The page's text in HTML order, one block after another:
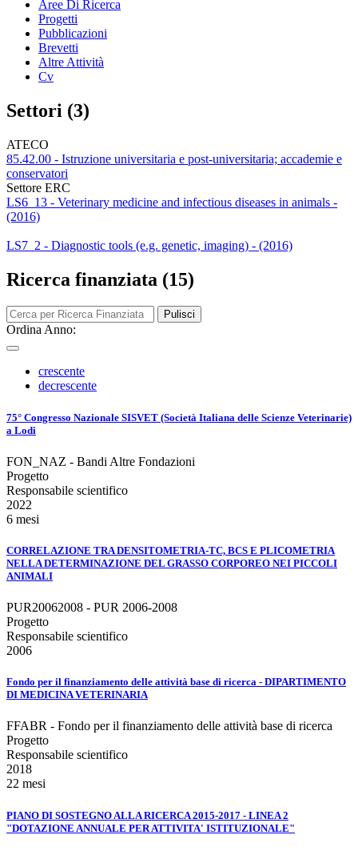
Aree Di Ricerca
Progetti
Pubblicazioni
Brevetti
Altre Attività
Cv
Settori (3)
ATECO
85.42.00 - Istruzione universitaria e post-universitaria; accademie e
conservatori
Settore ERC
LS6_13 - Veterinary medicine and infectious diseases in animals -
(2016)
LS7_2 - Diagnostic tools (e.g. genetic, imaging) - (2016)
Ricerca finanziata (15)
Pulisci
Ordina Anno:
crescente
decrescente
75° Congresso Nazionale SISVET (Società Italiana delle Scienze Veterinarie)
a Lodi
FON_NAZ - Bandi Altre Fondazioni
Progetto
Responsabile scientifico
2022
6 mesi
CORRELAZIONE TRA DENSITOMETRIA-TC, BCS E PLICOMETRIA
NELLA DETERMINAZIONE DEL GRASSO CORPOREO NEI PICCOLI
ANIMALI
PUR20062008 - PUR 2006-2008
Progetto
Responsabile scientifico
2006
Fondo per il finanziamento delle attività base di ricerca - DIPARTIMENTO
DI MEDICINA VETERINARIA
FFABR - Fondo per il finanziamento delle attività base di ricerca
Progetto
Responsabile scientifico
2018
22 mesi
PIANO DI SOSTEGNO ALLA RICERCA 2015-2017 - LINEA 2
"DOTAZIONE ANNUALE PER ATTIVITA' ISTITUZIONALE"